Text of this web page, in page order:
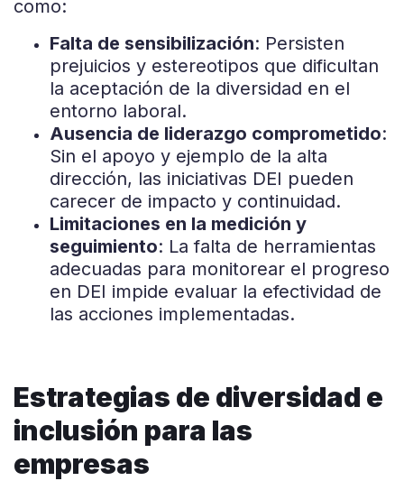
como:
Falta de sensibilización: Persisten
prejuicios y estereotipos que dificultan
la aceptación de la diversidad en el
entorno laboral.
Ausencia de liderazgo comprometido:
Sin el apoyo y ejemplo de la alta
dirección, las iniciativas DEI pueden
carecer de impacto y continuidad.
Limitaciones en la medición y
seguimiento: La falta de herramientas
adecuadas para monitorear el progreso
en DEI impide evaluar la efectividad de
las acciones implementadas.
Estrategias de diversidad e
inclusión para las
empresas